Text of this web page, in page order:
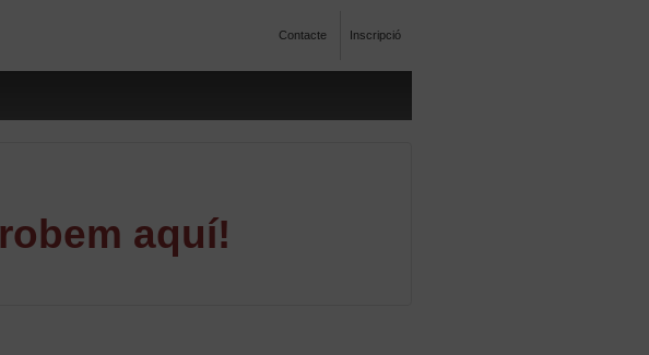
Contacte Inscripció
aquí!